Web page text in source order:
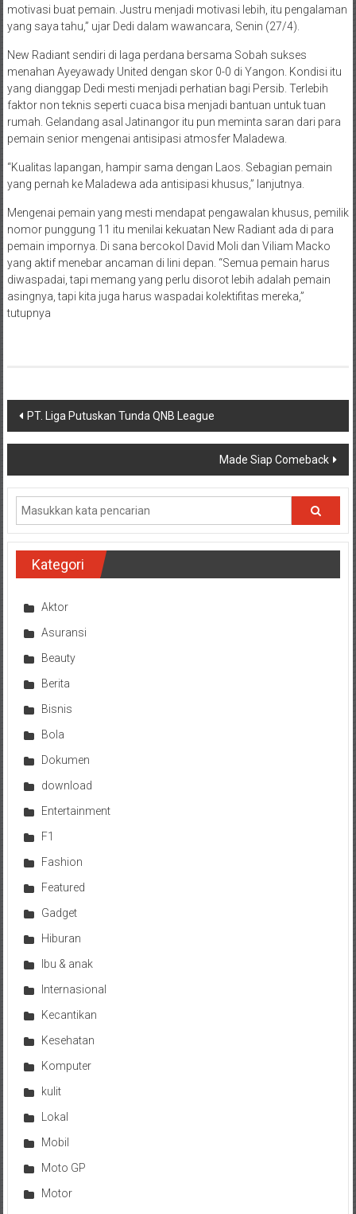
motivasi buat pemain. Justru menjadi motivasi lebih, itu pengalaman
yang saya tahu,” ujar Dedi dalam wawancara, Senin (27/4).
New Radiant sendiri di laga perdana bersama Sobah sukses
menahan Ayeyawady United dengan skor 0-0 di Yangon. Kondisi itu
yang dianggap Dedi mesti menjadi perhatian bagi Persib. Terlebih
faktor non teknis seperti cuaca bisa menjadi bantuan untuk tuan
rumah. Gelandang asal Jatinangor itu pun meminta saran dari para
pemain senior mengenai antisipasi atmosfer Maladewa.
“Kualitas lapangan, hampir sama dengan Laos. Sebagian pemain
yang pernah ke Maladewa ada antisipasi khusus,” lanjutnya.
Mengenai pemain yang mesti mendapat pengawalan khusus, pemilik
nomor punggung 11 itu menilai kekuatan New Radiant ada di para
pemain impornya. Di sana bercokol David Moli dan Viliam Macko
yang aktif menebar ancaman di lini depan. “Semua pemain harus
diwaspadai, tapi memang yang perlu disorot lebih adalah pemain
asingnya, tapi kita juga harus waspadai kolektifitas mereka,”
tutupnya
Navigasi
pos
PT. Liga Putuskan Tunda QNB League
Made Siap Comeback
Kategori
Aktor
Asuransi
Beauty
Berita
Bisnis
Bola
Dokumen
download
Entertainment
F1
Fashion
Featured
Gadget
Hiburan
Ibu & anak
Internasional
Kecantikan
Kesehatan
Komputer
kulit
Lokal
Mobil
Moto GP
Motor